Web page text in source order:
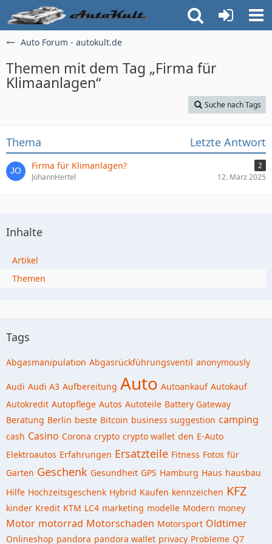
Auto Forum - autokult.de
Themen mit dem Tag „Firma für
Klimaanlagen“
Suche nach Tags
Thema Letzte Antwort
Firma für Klimanlagen?
2
JohannHertel
12. März 2025
Inhalte
Artikel
Themen
Tags
Abgasmanipulation Abgasrückführungsventil anonymously
Audi Audi A3 Aufbereitung Auto Autoankauf Autokauf
Autokredit Autopflege Autos Autoteile Battery Gateway
Beratung Berlin beste Bitcoin business suggestion camping
cash Casino Corona crypto crypto wallet den E-Auto
Elektroautos Erfahrungen Ersatzteile Fitness Fotos für
Garten Geschenk Gesundheit GPS Hamburg Haus hausbau
Hilfe Hochzeitsgeschenk Hybrid Kaufen kennzeichen KFZ
kinder Kredit KTM LC4 marketing modelle Modern money
Motor motorrad Motorschaden Motorsport Oldtimer
Onlineshop pandora pandora wallet privacy Probleme Q7